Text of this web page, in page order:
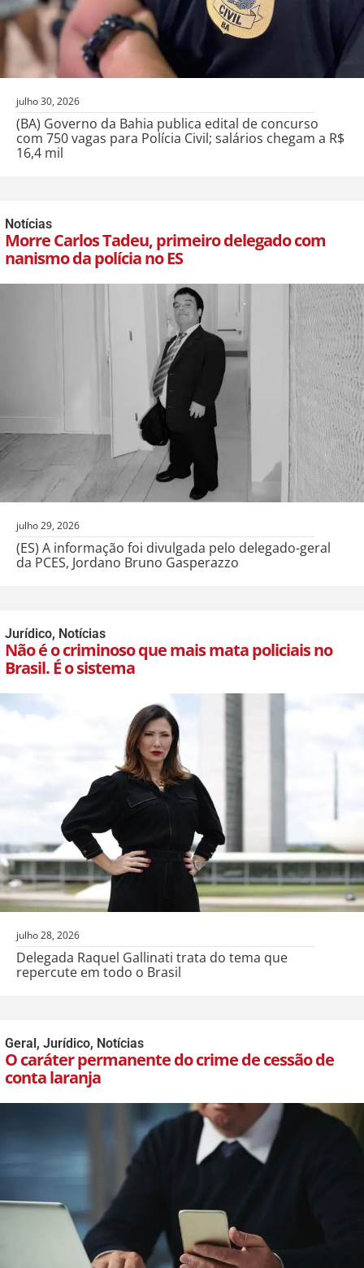
julho 30, 2026
(BA) Governo da Bahia publica edital de concurso
com 750 vagas para Polícia Civil; salários chegam a R$
16,4 mil
Notícias
Morre Carlos Tadeu, primeiro delegado com
nanismo da polícia no ES
julho 29, 2026
(ES) A informação foi divulgada pelo delegado-geral
da PCES, Jordano Bruno Gasperazzo
Jurídico, Notícias
Não é o criminoso que mais mata policiais no
Brasil. É o sistema
julho 28, 2026
Delegada Raquel Gallinati trata do tema que
repercute em todo o Brasil
Geral, Jurídico, Notícias
O caráter permanente do crime de cessão de
conta laranja